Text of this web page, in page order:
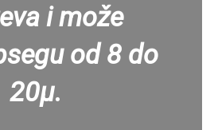
i može
od 8 do
20µ.